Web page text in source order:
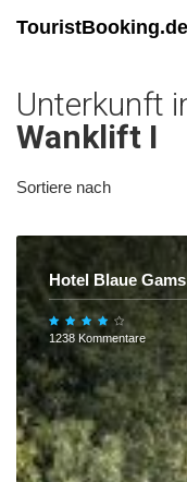
TouristBooking.de
Unterkunft
Wanklift I
Sortiere nach
Hotel Blaue
1238 Kommentare